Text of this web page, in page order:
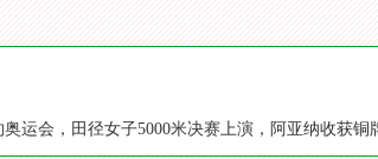
运会，田径女子5000米决赛上演，阿亚纳收获铜